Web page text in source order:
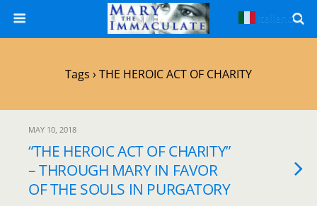
Tags › THE HEROIC ACT OF CHARITY
MAY 10, 2018
“THE HEROIC ACT OF CHARITY”
– THROUGH MARY IN FAVOR
OF THE SOULS IN PURGATORY
Italiano ▼